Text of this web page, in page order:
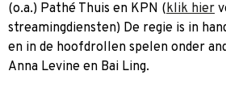
(o.a.) Pathé Thuis en KPN (klik hier
streamingdiensten) De regie is in
en in de hoofdrollen spelen onder
Anna Levine en Bai Ling.